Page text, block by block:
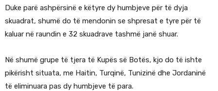
Duke parë ashpërsinë e këtyre dy humbjeve për të dyja
skuadrat, shumë do të mendonin se shpresat e tyre për të
kaluar në raundin e 32 skuadrave tashmë janë shuar.
Në shumë grupe të tjera të Kupës së Botës, kjo do të ishte
pikërisht situata, me Haitin, Turqinë, Tunizinë dhe Jordaninë
të eliminuara pas dy humbjeve të para.